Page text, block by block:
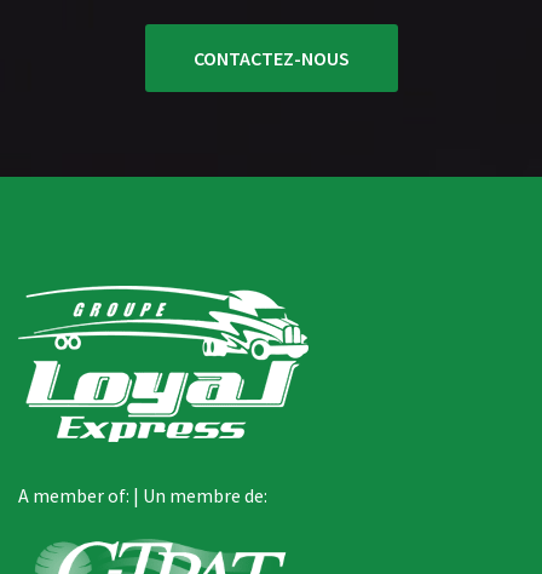
CONTACTEZ-NOUS
A member of: | Un membre de: